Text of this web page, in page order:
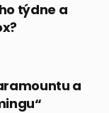
týdne a
a